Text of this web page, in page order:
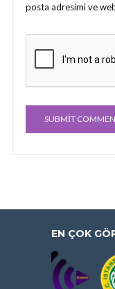
posta adresimi ve
EN ÇOK